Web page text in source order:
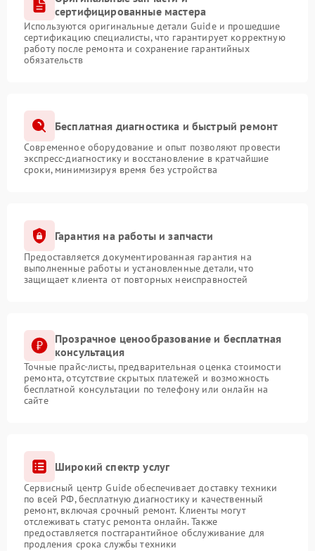
сертифицированные мастера
Используются оригинальные детали Guide и прошедшие
сертификацию специалисты, что гарантирует корректную
работу после ремонта и сохранение гарантийных
обязательств
Бесплатная диагностика и быстрый ремонт
Современное оборудование и опыт позволяют провести
экспресс-диагностику и восстановление в кратчайшие
сроки, минимизируя время без устройства
Гарантия на работы и запчасти
Предоставляется документированная гарантия на
выполненные работы и установленные детали, что
защищает клиента от повторных неисправностей
Прозрачное ценообразование и бесплатная
консультация
Точные прайс-листы, предварительная оценка стоимости
ремонта, отсутствие скрытых платежей и возможность
бесплатной консультации по телефону или онлайн на
сайте
Широкий спектр услуг
Сервисный центр Guide обеспечивает доставку техники
по всей РФ, бесплатную диагностику и качественный
ремонт, включая срочный ремонт. Клиенты могут
отслеживать статус ремонта онлайн. Также
предоставляется постгарантийное обслуживание для
продления срока службы техники